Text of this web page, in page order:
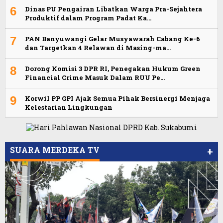
6
Dinas PU Pengairan Libatkan Warga Pra-Sejahtera
Produktif dalam Program Padat Ka…
7
PAN Banyuwangi Gelar Musyawarah Cabang Ke-6
dan Targetkan 4 Relawan di Masing-ma…
8
Dorong Komisi 3 DPR RI, Penegakan Hukum Green
Financial Crime Masuk Dalam RUU Pe…
9
Korwil PP GPI Ajak Semua Pihak Bersinergi Menjaga
Kelestarian Lingkungan
SUARA MERDEKA TV +
Billabong, Sekretaris GPI: Kedua Tokoh…